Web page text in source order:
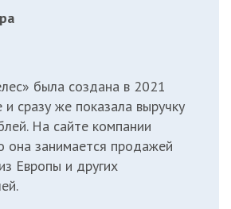
была создана в 2021
сразу же показала выручку
На сайте компании
она занимается продажей
Европы и других